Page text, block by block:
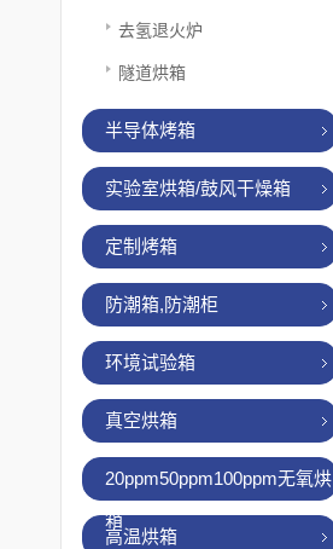
去氢退火炉
隧道烘箱
半导体烤箱
实验室烘箱/鼓风干燥箱
定制烤箱
防潮箱,防潮柜
环境试验箱
真空烘箱
20ppm50ppm100ppm无氧烘
箱
高温烘箱